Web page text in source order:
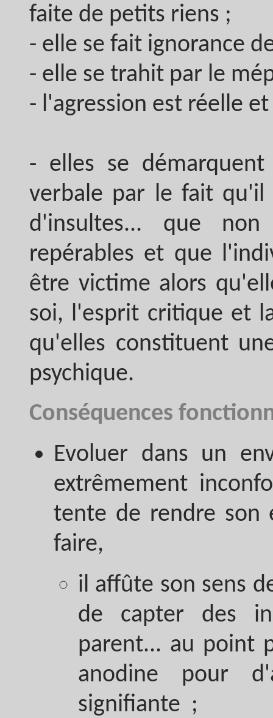
faite de petits riens ;
- elle se fait ignorance
- elle se trahit par le
- l'agression est réelle
- elles se
verbale par le fait qu'il
d'insultes... que
repérables et que
être victime alors
soi, l'esprit critique et
qu'elles constituent
psychique.
Conséquences
Evoluer dans un
extrêmement
tente de rendre son
faire,
il affûte son sens
de capter des
parent... au point
anodine pour
signifiante ;